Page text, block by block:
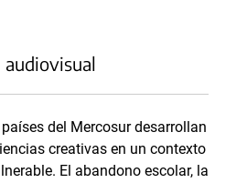
del Mercosur desarrollan
creativas en un contexto
El abandono escolar, la